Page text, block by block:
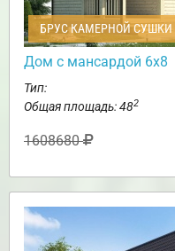
БРУС КАМЕРНОЙ СУШКИ
Дом с мансардой 6х8
Тип:
Общая площадь: 482
1608680